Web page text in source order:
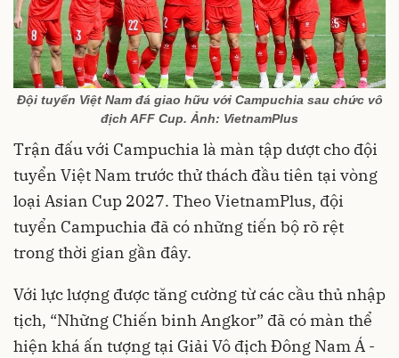
Đội tuyển Việt Nam đá giao hữu với Campuchia sau chức vô
địch AFF Cup. Ảnh: VietnamPlus
Trận đấu với Campuchia là màn tập dượt cho đội
tuyển Việt Nam trước thử thách đầu tiên tại vòng
loại Asian Cup 2027. Theo VietnamPlus, đội
tuyển Campuchia đã có những tiến bộ rõ rệt
trong thời gian gần đây.
Với lực lượng được tăng cường từ các cầu thủ nhập
tịch, “Những Chiến binh Angkor” đã có màn thể
hiện khá ấn tượng tại Giải Vô địch Đông Nam Á -